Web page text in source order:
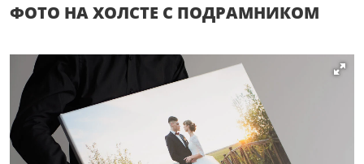
ФОТО НА ХОЛСТЕ С ПОДРАМНИКОМ